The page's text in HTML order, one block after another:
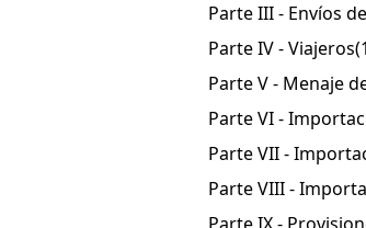
Parte III - Envíos
Parte IV - Viajeros
Parte V - Menaje
Parte VI -
Parte VII -
Parte VIII -